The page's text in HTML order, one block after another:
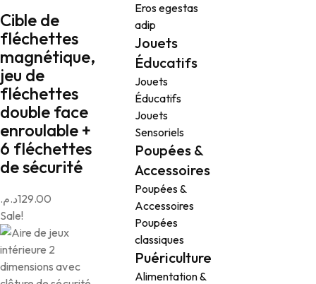
Cible de
fléchettes
magnétique,
jeu de
fléchettes
double face
enroulable +
6 fléchettes
de sécurité
129.00د.م.
Sale!
Eros egestas
adip
Jouets
Éducatifs
Jouets
Éducatifs
Jouets
Sensoriels
Poupées &
Accessoires
Poupées &
Accessoires
Poupées
classiques
Puériculture
Alimentation &